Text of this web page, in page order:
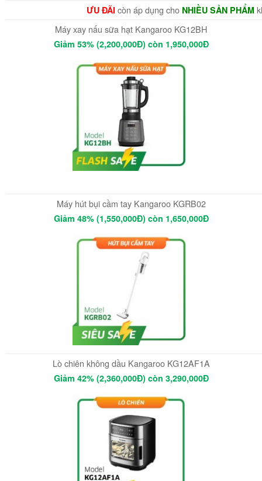
ƯU ĐÃI còn áp dụng cho NHIỀU SẢN PHẨM
Máy xay nấu sữa hạt Kangaroo KG12BH
Giảm 53% (2,200,000Đ) còn 1,950,000Đ
Máy hút bụi cầm tay Kangaroo KGRB02
Giảm 48% (1,550,000Đ) còn 1,650,000Đ
Lò chiên không dầu Kangaroo KG12AF1A
Giảm 42% (2,360,000Đ) còn 3,290,000Đ